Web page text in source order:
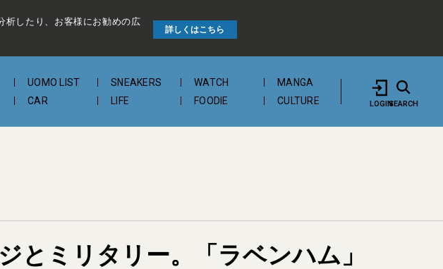
析したり、お客様にお勧めの広
詳しくはこちら
UOMO LIST SNEAKERS WATCH
MANGA
CAR LIFE FOODIE CULTURE LOGINSEARCH
とミリタリー。「ラベンハム」